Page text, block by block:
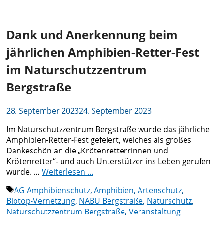
Dank und Anerkennung beim
jährlichen Amphibien-Retter-Fest
im Naturschutzzentrum
Bergstraße
28. September 202324. September 2023
Im Naturschutzzentrum Bergstraße wurde das jährliche
Amphibien-Retter-Fest gefeiert, welches als großes
Dankeschön an die „Krötenretterrinnen und
Krötenretter“- und auch Unterstützer ins Leben gerufen
wurde. … Weiterlesen …
Schlagwörter
AG Amphibienschutz, Amphibien, Artenschutz,
Biotop-Vernetzung, NABU Bergstraße, Naturschutz,
Naturschutzzentrum Bergstraße, Veranstaltung